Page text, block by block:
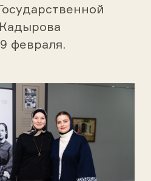
февраля.